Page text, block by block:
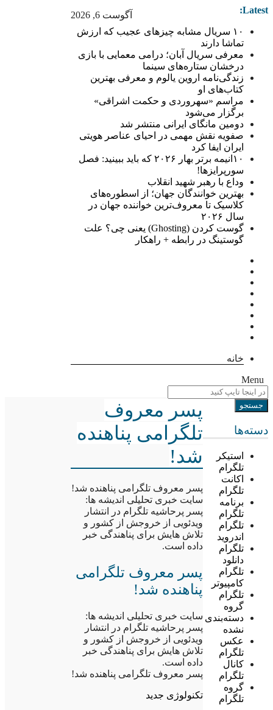
آگوست 6, 2026 Latest:
۱۰ سریال مشابه چیزهای عجیب که ارزش
تماشا دارند
معرفی سریال آبان؛ درامی معمایی با بازی
درخشان ستاره‌های سینما
زندگی‌نامه اروین یالوم و معرفی بهترین
کتاب‌های او
مراسم «سهروردی و حکمت اشراقی»
برگزار می‌شود
دومین مانگای ایرانی منتشر شد
صفویه نقش مهمی در احیای عناصر هویتی
ایران ایفا کرد
۱۰انیمه برتر بهار ۲۰۲۶ که باید ببینید: فصل
سورپرایزها!
وداع با رهبر شهید انقلاب
بهترین خوانندگان جهان؛ از اسطوره‌های
کلاسیک تا معروف‌ترین خواننده جهان در
سال ۲۰۲۶
گوست کردن (Ghosting) یعنی چی؟ علت
گوستینگ در رابطه + راهکار
خانه
Menu
دسته‌ها
استیکر
تلگرام
اکانت
تلگرام
برنامه
تلگرام
تلگرام
اندروید
تلگرام
دانلود
تلگرام
کامپیوتر
تلگرام
گروه
دسته‌بندی
نشده
عکس
تلگرام
کانال
تلگرام
گروه
تلگرام
پسر معروف
تلگرامی پناهنده
شد!
پسر معروف تلگرامی پناهنده شد!
سایت خبری تحلیلی اندیشه ها:
پسر پرحاشیه تلگرام در انتشار
ویدئویی از خروجش از کشور و
تلاش هایش برای پناهندگی خبر
داده است.
پسر معروف تلگرامی
پناهنده شد!
سایت خبری تحلیلی اندیشه ها:
پسر پرحاشیه تلگرام در انتشار
ویدئویی از خروجش از کشور و
تلاش هایش برای پناهندگی خبر
داده است.
پسر معروف تلگرامی پناهنده شد!
تکنولوژی جدید